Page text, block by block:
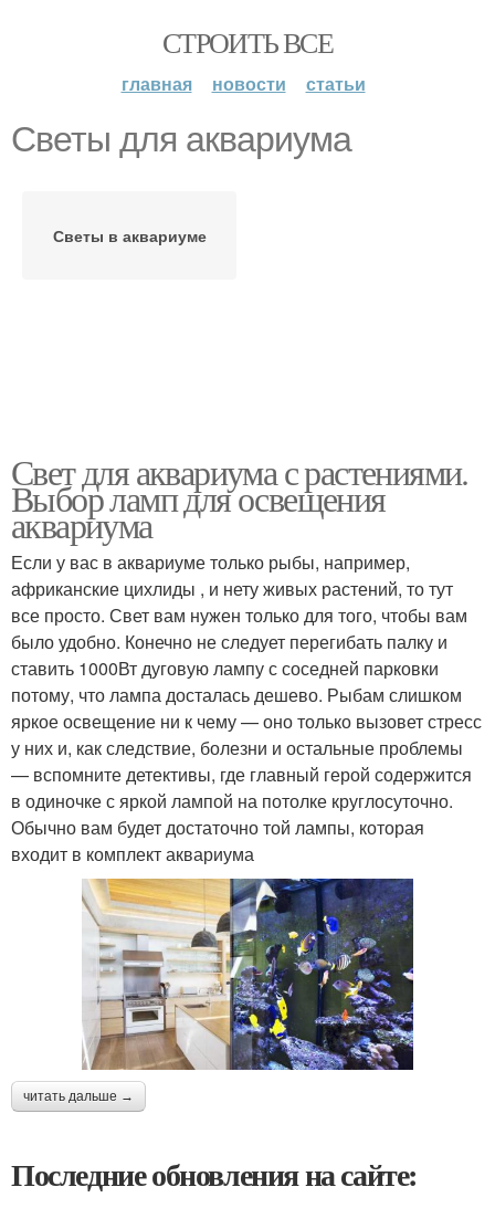
СТРОИТЬ ВСЕ
главная новости статьи
Светы для аквариума
Светы в аквариуме
Свет для аквариума с растениями.
Выбор ламп для освещения
аквариума
Если у вас в аквариуме только рыбы, например,
африканские цихлиды , и нету живых растений, то тут
все просто. Свет вам нужен только для того, чтобы вам
было удобно. Конечно не следует перегибать палку и
ставить 1000Вт дуговую лампу с соседней парковки
потому, что лампа досталась дешево. Рыбам слишком
яркое освещение ни к чему — оно только вызовет стресс
у них и, как следствие, болезни и остальные проблемы
— вспомните детективы, где главный герой содержится
в одиночке с яркой лампой на потолке круглосуточно.
Обычно вам будет достаточно той лампы, которая
входит в комплект аквариума
читать дальше →
Последние обновления на сайте: